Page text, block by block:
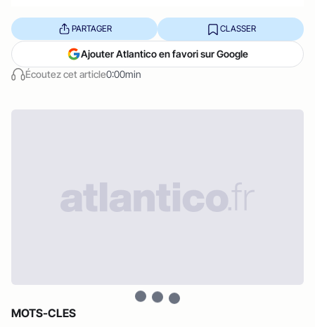
Écoutez cet article0:00min
PARTAGER CLASSER
Ajouter Atlantico en favori sur Google
MOTS-CLES